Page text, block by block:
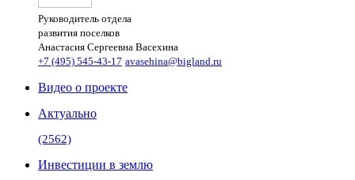
Руководитель отдела
развития поселков
Анастасия Сергеевна Васехина
+7 (495) 545-43-17 avasehina@bigland.ru
Видео о проекте
Актуально
(2562)
Инвестиции в землю